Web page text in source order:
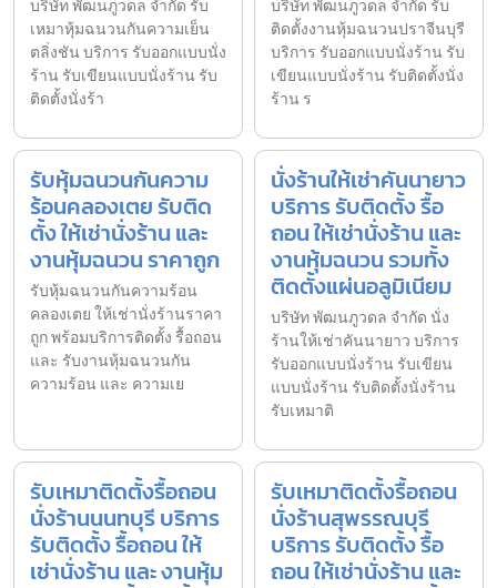
บริษัท พัฒนภูวดล จำกัด รับ
เหมาหุ้มฉนวนกันความเย็น
ตลิ่งชัน บริการ รับออกแบบนั่ง
ร้าน รับเขียนแบบนั่งร้าน รับ
ติดตั้งนั่งร้า
บริษัท พัฒนภูวดล จำกัด รับ
ติดตั้งงานหุ้มฉนวนปราจีนบุรี
บริการ รับออกแบบนั่งร้าน รับ
เขียนแบบนั่งร้าน รับติดตั้งนั่ง
ร้าน ร
รับหุ้มฉนวนกันความ
ร้อนคลองเตย รับติด
ตั้ง ให้เช่านั่งร้าน และ
งานหุ้มฉนวน ราคาถูก
รับหุ้มฉนวนกันความร้อน
คลองเตย ให้เช่านั่งร้านราคา
ถูก พร้อมบริการติดตั้ง รื้อถอน
และ รับงานหุ้มฉนวนกัน
ความร้อน และ ความเย
นั่งร้านให้เช่าคันนายาว
บริการ รับติดตั้ง รื้อ
ถอน ให้เช่านั่งร้าน และ
งานหุ้มฉนวน รวมทั้ง
ติดตั้งแผ่นอลูมิเนียม
บริษัท พัฒนภูวดล จำกัด นั่ง
ร้านให้เช่าคันนายาว บริการ
รับออกแบบนั่งร้าน รับเขียน
แบบนั่งร้าน รับติดตั้งนั่งร้าน
รับเหมาติ
รับเหมาติดตั้งรื้อถอน
นั่งร้านนนทบุรี บริการ
รับติดตั้ง รื้อถอน ให้
เช่านั่งร้าน และ งานหุ้ม
รับเหมาติดตั้งรื้อถอน
นั่งร้านสุพรรณบุรี
บริการ รับติดตั้ง รื้อ
ถอน ให้เช่านั่งร้าน และ